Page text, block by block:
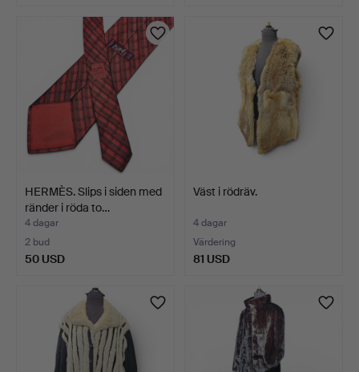
HERMÈS. Slips i siden med
ränder i röda to…
4 dagar
2 bud
50 USD
Väst i rödräv.
4 dagar
Värdering
81 USD